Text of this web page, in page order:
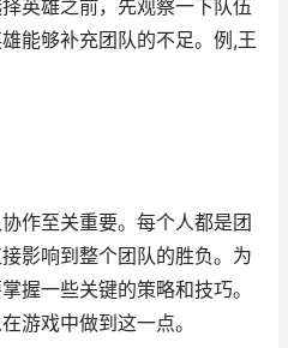
英雄之前，先观察一下队伍
能够补充团队的不足。例,王
作至关重要。每个人都是团
影响到整个团队的胜负。为
握一些关键的策略和技巧。
游戏中做到这一点。